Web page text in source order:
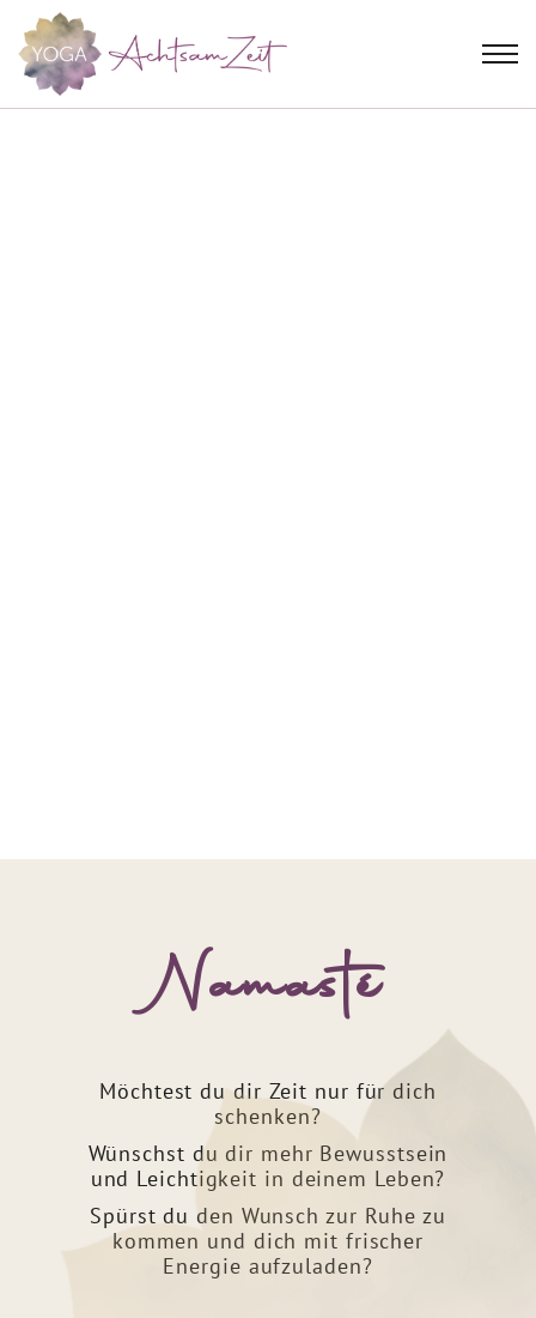
Namasté
Möchtest du dir Zeit nur für dich
schenken?
Wünschst du dir mehr Bewusstsein
und Leichtigkeit in deinem Leben?
Spürst du den Wunsch zur Ruhe zu
kommen und dich mit frischer
Energie aufzuladen?